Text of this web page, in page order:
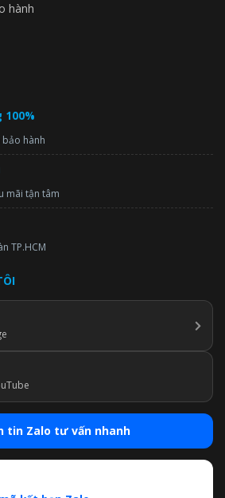
hành
100%
hành
mãi tận tâm
TP.HCM
tin Zalo tư vấn nhanh